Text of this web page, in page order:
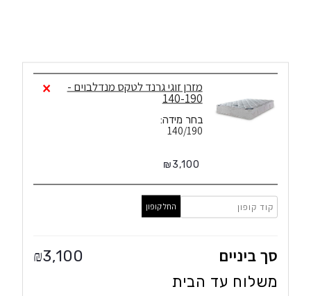
1
מזרן זוגי גרנד לטקס מנדלבוים -
140-190
בחר מידה:
140/190
3,100
₪
×
החל קופון
סך ביניים 3,100
₪
משלוח עד הבית